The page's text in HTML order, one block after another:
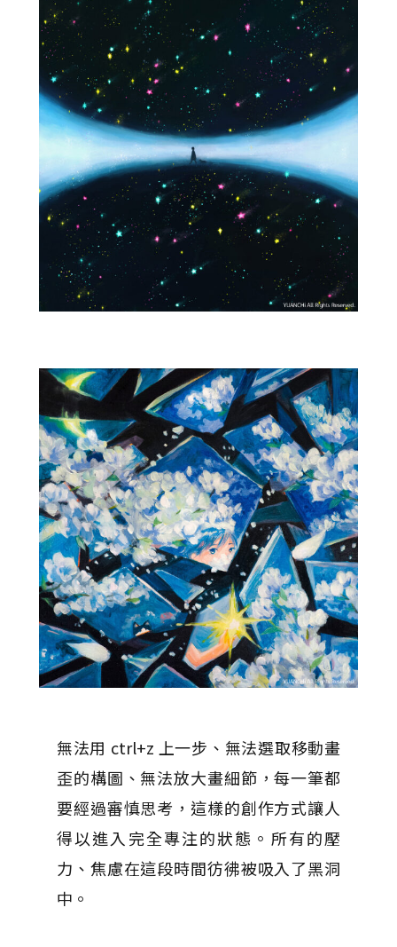
無法用 ctrl+z 上一步、無法選取移動畫
歪的構圖、無法放大畫細節，每一筆都
要經過審慎思考，這樣的創作方式讓人
得以進入完全專注的狀態。所有的壓
力、焦慮在這段時間彷彿被吸入了黑洞
中。